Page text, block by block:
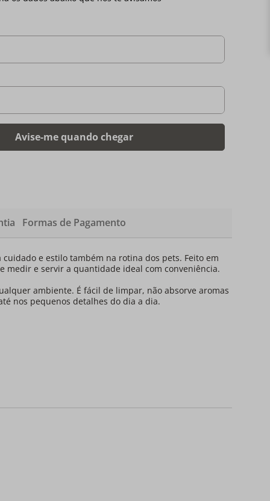
Formas de Pagamento
e estilo também na rotina dos pets. Feito em
medir e servir a quantidade ideal com conveniência.
ambiente. É fácil de limpar, não absorve aromas
nos pequenos detalhes do dia a dia.